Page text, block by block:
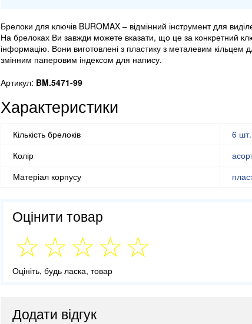
Брелоки для ключів BUROMAX – відмінний інструмент для
На брелоках Ви завжди можете вказати, що це за конкретний
інформацію. Вони виготовлені з пластику з металевим кільцем
змінним паперовим індексом для напису.
Артикул: BM.5471-99
Характеристики
Кількість брелоків
6 шт.
Колір
Матеріал корпусу
Оцінити товар
Оцініть, будь ласка, товар
Додати відгук